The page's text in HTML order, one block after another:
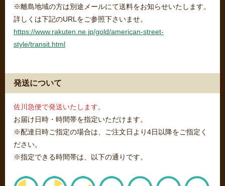
※離島地域の方は別途メールにて送料をお知らせいたします。
詳しくは下記のURLをご参照下さいませ。
https://www.rakuten.ne.jp/gold/american-street-
style/transit.html
発送について
佐川急便で発送いたします。
お届け日時・時間帯を指定いただけます。
※配達日時ご指定の場合は、ご注文日より4日以降をご指定く
ださい。
※指定できる時間帯は、以下の通りです。